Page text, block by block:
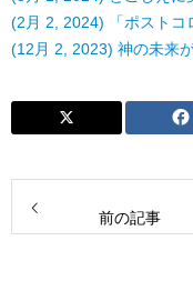
(2月 2, 2024) 「ポストコ
(12月 2, 2023) 神の未来
前の記事